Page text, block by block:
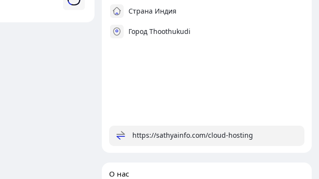
Страна Индия
Город Thoothukudi
https://sathyainfo.com/cloud-hosting
О нас